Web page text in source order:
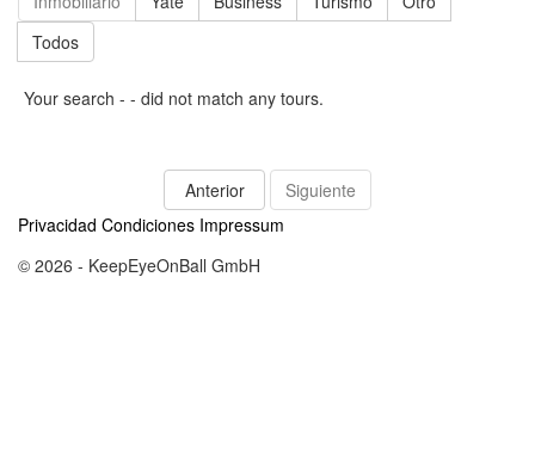
Todos
Your search - - did not match any tours.
Anterior
Siguiente
Privacidad Condiciones Impressum
© 2026 - KeepEyeOnBall GmbH